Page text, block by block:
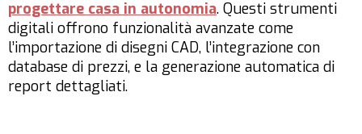
progettare casa in autonomia. Questi strumenti
digitali offrono funzionalità avanzate come
l’importazione di disegni CAD, l’integrazione con
database di prezzi, e la generazione automatica di
report dettagliati.